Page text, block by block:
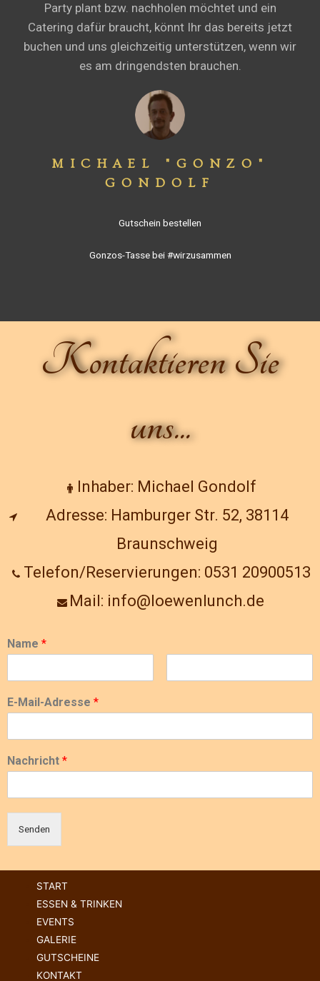
Party plant bzw. nachholen möchtet und ein
Catering dafür braucht, könnt Ihr das bereits jetzt
buchen und uns gleichzeitig unterstützen, wenn wir
es am dringendsten brauchen.
MICHAEL "GONZO"
GONDOLF
Gutschein bestellen
Gonzos-Tasse bei #wirzusammen
Kontaktieren Sie
uns...
Inhaber: Michael Gondolf
Adresse: Hamburger Str. 52, 38114
Braunschweig
Telefon/Reservierungen: 0531 20900513
Mail: info@loewenlunch.de
Name *
E-Mail-Adresse *
Nachricht *
Senden
START
ESSEN & TRINKEN
EVENTS
GALERIE
GUTSCHEINE
KONTAKT